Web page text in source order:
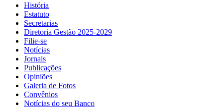
História
Estatuto
Secretarias
Diretoria Gestão 2025-2029
Filie-se
Notícias
Jornais
Publicações
Opiniões
Galeria de Fotos
Convênios
Notícias do seu Banco